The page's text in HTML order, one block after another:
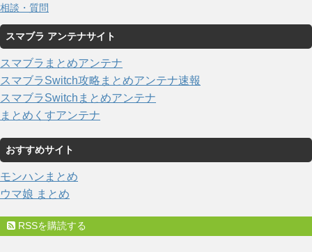
相談・質問
スマブラ アンテナサイト
スマブラまとめアンテナ
スマブラSwitch攻略まとめアンテナ速報
スマブラSwitchまとめアンテナ
まとめくすアンテナ
おすすめサイト
モンハンまとめ
ウマ娘 まとめ
RSSを購読する